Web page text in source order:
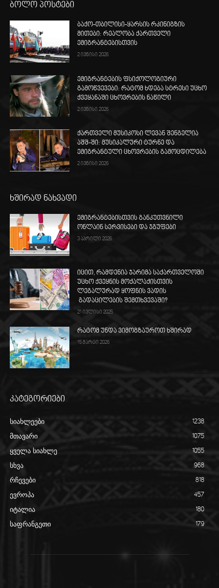
ბოლო პოსტები
ბაქო-თბილისი-ყარსის რკინიგზის
მითები: რეალობა ქართველი
ემიგრანტებისთვის
2 ივნისი 2026
ემიგრანტების ფსიქოლოგიური
გამოწვევები: რატომ ხდება სტრესი უცხო
ქვეყანაში ცხოვრების ნაწილი
2 ივნისი 2026
ქართველი მუსიკოსი ლევან შენგელია
აშშ-ში: მუსიკალური ტურნე და
ემიგრანტული ცხოვრების გამოცდილება
2 ივნისი 2026
ხშირად ნახვადი
ემიგრანტებისთვის განკუთვნილი
ონლაინ სერვისები და ჯგუფები
3 აპრილი 2026
იცით, რამდენია ჯარიმა საქართველოში
უცხო ქვეყნის მოქალაქისთვის
ლეგალურად ყოფნის ვადის
გადაცილების შემთხვევაში?
21 ივლისი 2025
რატომ უნდა ვიმოგზაუროთ ხშირად
15 მარტი 2026
კატეგორიები
სიახლეები 1238
მთავარი 1075
ყველა სიახლე 1055
სხვა 968
რჩევები 818
ევროპა 457
იტალია 180
საფრანგეთი 179